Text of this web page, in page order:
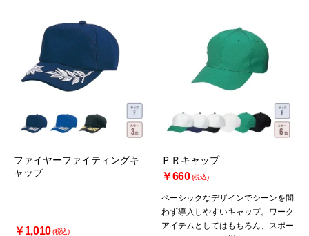
ファイヤーファイティングキ
ャップ
￥1,010(税込)
ＰＲキャップ
￥660 (税込)
ベーシックなデザインでシーンを問
わず導入しやすいキャップ。ワーク
アイテムとしてはもちろん、スポー